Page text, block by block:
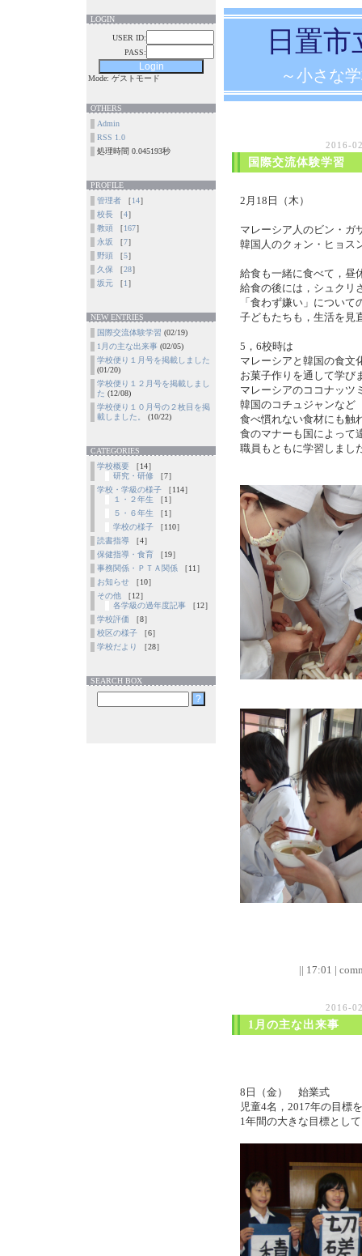
LOGIN
USER ID:
PASS:
Mode: ゲストモード
OTHERS
Admin
RSS 1.0
処理時間 0.045193秒
PROFILE
管理者 ［14］
校長 ［4］
教頭 ［167］
永坂 ［7］
野頭 ［5］
久保 ［28］
坂元 ［1 ］
NEW ENTRIES
国際交流体験学習 (02/19)
1月の主な出来事 (02/05)
学校便り１月号を掲載しました
(01/20)
学校便り１２月号を掲載しまし
た (12/08)
学校便り１０月号の２枚目を掲
載しました。
(10/22)
CATEGORIES
学校概要 ［14］
研究・研修 ［7］
学校・学級の様子 ［114］
１・２年生 ［1］
５・６年生 ［1］
学校の様子 ［110］
読書指導 ［4］
保健指導・食育 ［19］
事務関係・ＰＴＡ関係 ［11］
お知らせ ［10］
その他 ［12］
各学級の過年度記事 ［12］
学校評価 ［8］
校区の様子 ［6］
学校だより
［28］
SEARCH BOX
日置
～小さな
2016-
国際交流体験学習
2月18日（木）
マレーシア人のビン・ガ
韓国人のクォン・ヒョス
給食も一緒に食べて，昼
給食の後には，シュクリ
「食わず嫌い」につい
子どもたちも，生活を見
5，6校時は
マレーシアと韓国の食文
お菓子作りを通して学び
マレーシアのココナッツ
韓国のコチュジャンなど
食べ慣れない食材にも触
食のマナーも国によって
職員もともに学習しまし
|| 17:01 |
2016-
1月の主な出来事
8日（金） 始業式
児童4名，2017年の目標
1年間の大きな目標とし